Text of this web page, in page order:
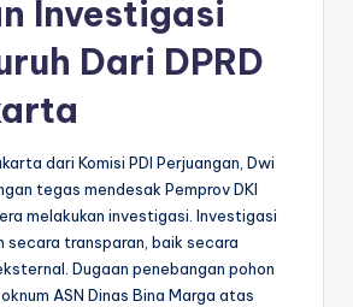
Investigasi
Dari DPRD
dari Komisi PDI Perjuangan, Dwi
tegas mendesak Pemprov DKI
melakukan investigasi. Investigasi
secara transparan, baik secara
Dugaan penebangan pohon
ASN Dinas Bina Marga atas